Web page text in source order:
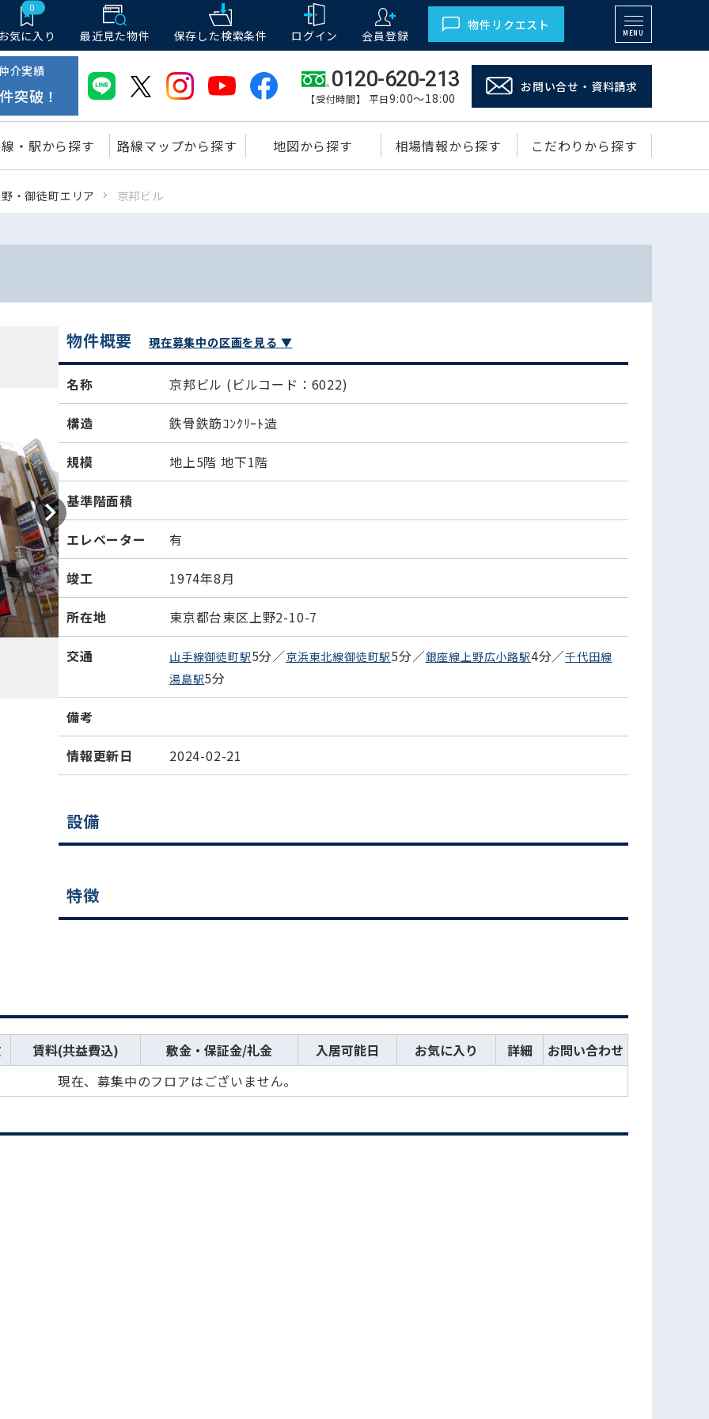
0
気に入り 最近見た物件 保存した検索条件 ログイン 会員登録
物件リクエスト
MENU
介実績
件突破！
0120-620-213
【受付時間】 平日9:00～18:00
お問い合せ・資料請求
・駅から探す 路線マップから探す 地図から探す 相場情報から探す こだわりから探す
・御徒町エリア 京邦ビル
物件概要 現在募集中の区画を見る ▼
名称 京邦ビル (ビルコード：6022)
構造 鉄骨鉄筋ｺﾝｸﾘｰﾄ造
規模 地上5階 地下1階
基準階面積
エレベーター 有
竣工 1974年8月
所在地 東京都台東区上野2-10-7
交通 山手線御徒町駅5分／京浜東北線御徒町駅5分／銀座線上野広小路駅4分／千代田線
湯島駅5分
備考
情報更新日 2024-02-21
設備
特徴
賃料(共益費込) 敷金・保証金/礼金 入居可能日 お気に入り 詳細
お問い合わせ
現在、募集中のフロアはございません。